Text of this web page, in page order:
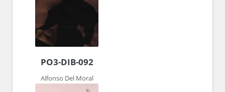
PO3-DIB-092
Alfonso Del Moral